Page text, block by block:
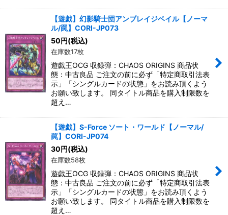
【遊戯】幻影騎士団アンブレイジベイル【ノーマ
ル/罠】CORI-JP073
50円(税込)
在庫数17枚
遊戯王OCG 収録弾：CHAOS ORIGINS 商品状
態：中古良品 ご注文の前に必ず「特定商取引法表
示」「シングルカードの状態」をお読み頂くよう
お願い致します。 同タイトル商品を購入制限数を
超え…
【遊戯】S-Force ソート・ワールド【ノーマル/
罠】CORI-JP074
30円(税込)
在庫数58枚
遊戯王OCG 収録弾：CHAOS ORIGINS 商品状
態：中古良品 ご注文の前に必ず「特定商取引法表
示」「シングルカードの状態」をお読み頂くよう
お願い致します。 同タイトル商品を購入制限数を
超え…